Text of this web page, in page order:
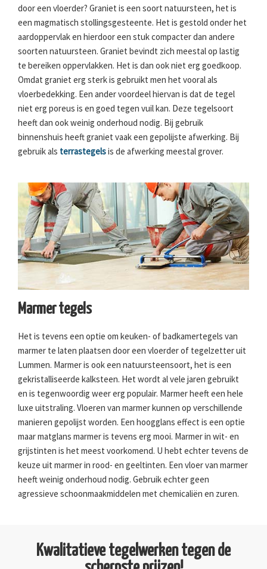
door een vloerder? Graniet is een soort natuursteen, het is
een magmatisch stollingsgesteente. Het is gestold onder het
aardoppervlak en hierdoor een stuk compacter dan andere
soorten natuursteen. Graniet bevindt zich meestal op lastig
te bereiken oppervlakken. Het is dan ook niet erg goedkoop.
Omdat graniet erg sterk is gebruikt men het vooral als
vloerbedekking. Een ander voordeel hiervan is dat de tegel
niet erg poreus is en goed tegen vuil kan. Deze tegelsoort
heeft dan ook weinig onderhoud nodig. Bij gebruik
binnenshuis heeft graniet vaak een gepolijste afwerking. Bij
gebruik als terrastegelsis de afwerking meestal grover.
Marmer tegels
Het is tevens een optie om keuken- of badkamertegels van
marmer te laten plaatsen door een vloerder of tegelzetter uit
Lummen. Marmer is ook een natuursteensoort, het is een
gekristalliseerde kalksteen. Het wordt al vele jaren gebruikt
en is tegenwoordig weer erg populair. Marmer heeft een hele
luxe uitstraling. Vloeren van marmer kunnen op verschillende
manieren gepolijst worden. Een hoogglans effect is een optie
maar matglans marmer is tevens erg mooi. Marmer in wit- en
grijstinten is het meest voorkomend. U hebt echter tevens de
keuze uit marmer in rood- en geeltinten. Een vloer van marmer
heeft weinig onderhoud nodig. Gebruik echter geen
agressieve schoonmaakmiddelen met chemicaliën en zuren.
Kwalitatieve tegelwerken tegen de